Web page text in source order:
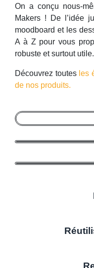
On a conçu nous-
Makers ! De l’idée
moodboard et les
A à Z pour vous
robuste et surtout
Découvrez toutes les
de nos produits.